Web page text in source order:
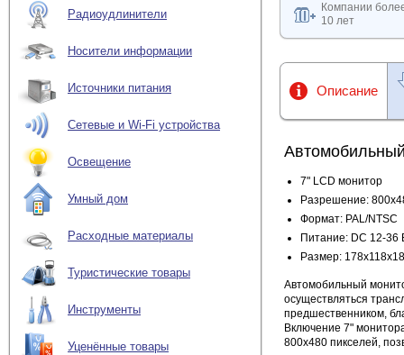
Радиоудлинители
Носители информации
Источники питания
Сетевые и Wi-Fi устройства
Освещение
Умный дом
Расходные материалы
Туристические товары
Инструменты
Уценённые товары
Компании
10 лет
Описание
7" LCD монитор
Разрешение:
Формат: PAL/NTSC
Питание: DC 12-36
Размер:
Автомобильный
осуществляться
предшественником,
Включение 7"
800x480 пикселей,